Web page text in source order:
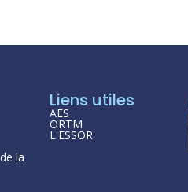
la
Liens utiles
AES
ORTM
L'ESSOR